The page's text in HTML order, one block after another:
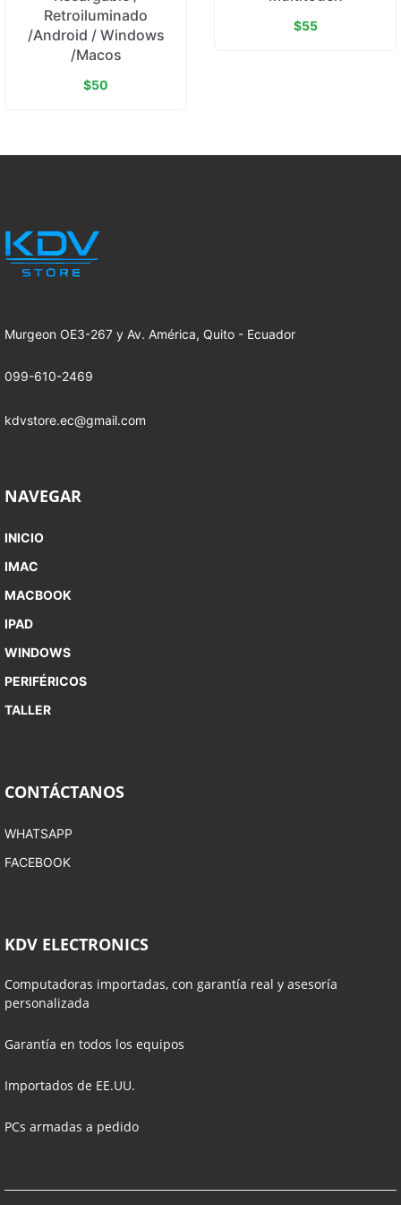
Idioma: Inglés (QWERTY - US)
Conectividad: Bluetooth inalámbrico
aluminio y teclas de tijera de bajo recorrido
que cuente con Bluetooth (macOS 10.12.4 o
Condición: Renovado profesionalmente, con
funcionamiento
Retroiluminado
/Android / Windows
/Macos
$50
$55
Murgeon OE3-267 y Av. América, Quito - Ecuador
099-610-2469
kdvstore.ec@gmail.com
NAVEGAR
INICIO
IMAC
MACBOOK
IPAD
WINDOWS
PERIFÉRICOS
TALLER
CONTÁCTANOS
WHATSAPP
FACEBOOK
KDV ELECTRONICS
Computadoras importadas, con garantía real y asesoría
personalizada
Garantía en todos los equipos
Importados de EE.UU.
PCs armadas a pedido